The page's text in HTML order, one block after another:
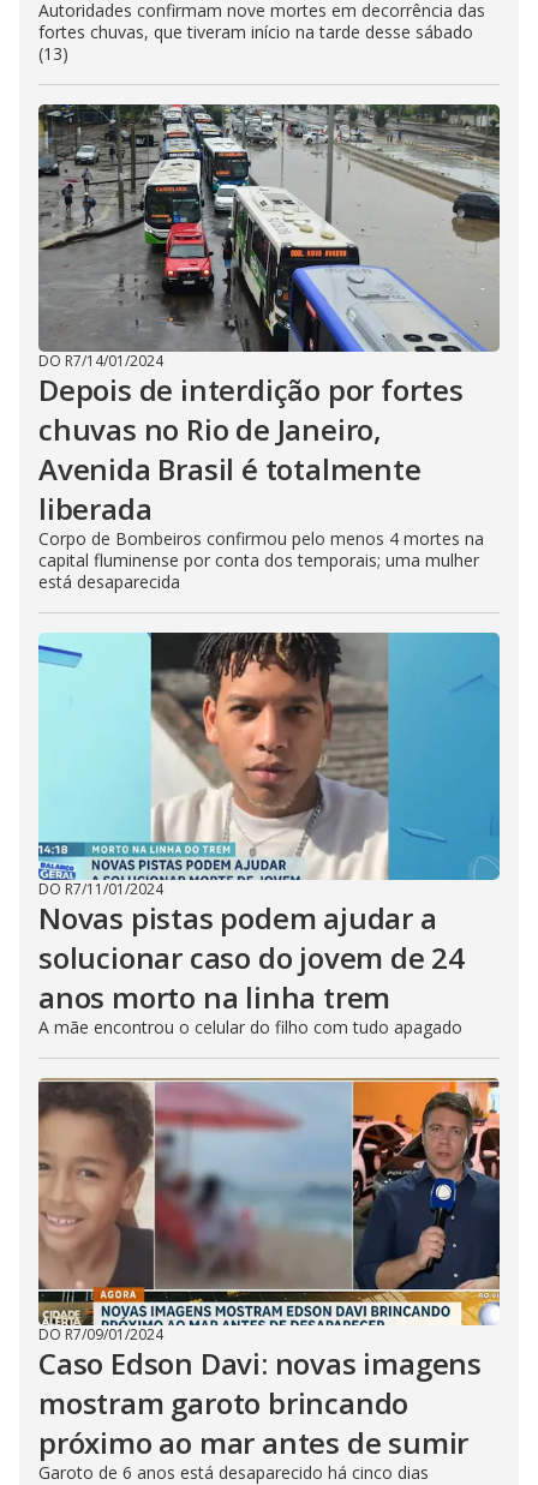
Autoridades confirmam nove mortes em decorrência das
fortes chuvas, que tiveram início na tarde desse sábado
(13)
DO R7/14/01/2024
Depois de interdição por fortes
chuvas no Rio de Janeiro,
Avenida Brasil é totalmente
liberada
Corpo de Bombeiros confirmou pelo menos 4 mortes na
capital fluminense por conta dos temporais; uma mulher
está desaparecida
DO R7/11/01/2024
Novas pistas podem ajudar a
solucionar caso do jovem de 24
anos morto na linha trem
A mãe encontrou o celular do filho com tudo apagado
DO R7/09/01/2024
Caso Edson Davi: novas imagens
mostram garoto brincando
próximo ao mar antes de sumir
Garoto de 6 anos está desaparecido há cinco dias